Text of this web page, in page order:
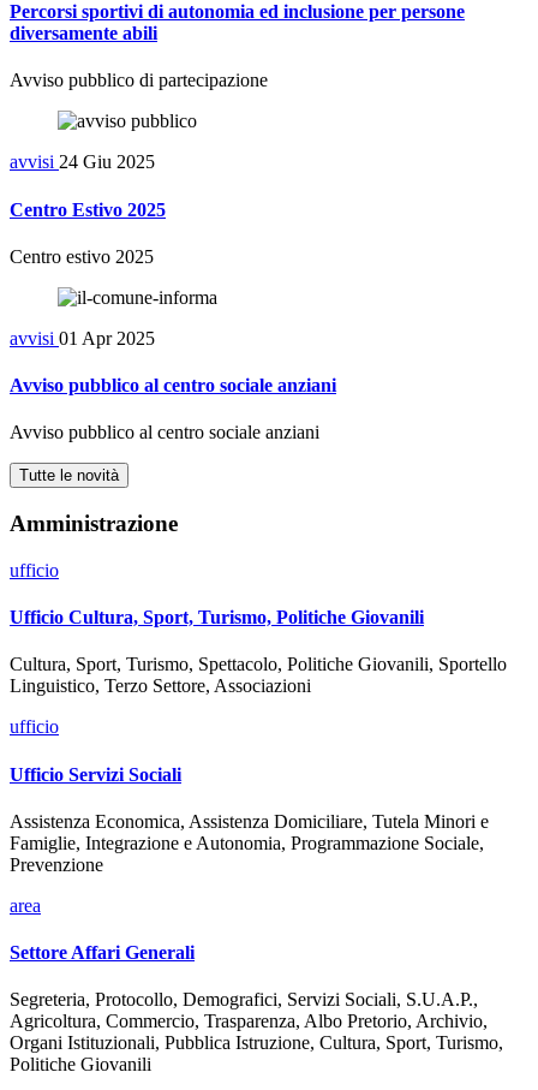
Percorsi sportivi di autonomia ed inclusione per persone
diversamente abili
Avviso pubblico di partecipazione
avvisi 24 Giu 2025
Centro Estivo 2025
Centro estivo 2025
avvisi 01 Apr 2025
Avviso pubblico al centro sociale anziani
Avviso pubblico al centro sociale anziani
Tutte le novità
Amministrazione
ufficio
Ufficio Cultura, Sport, Turismo, Politiche Giovanili
Cultura, Sport, Turismo, Spettacolo, Politiche Giovanili, Sportello
Linguistico, Terzo Settore, Associazioni
ufficio
Ufficio Servizi Sociali
Assistenza Economica, Assistenza Domiciliare, Tutela Minori e
Famiglie, Integrazione e Autonomia, Programmazione Sociale,
Prevenzione
area
Settore Affari Generali
Segreteria, Protocollo, Demografici, Servizi Sociali, S.U.A.P.,
Agricoltura, Commercio, Trasparenza, Albo Pretorio, Archivio,
Organi Istituzionali, Pubblica Istruzione, Cultura, Sport, Turismo,
Politiche Giovanili